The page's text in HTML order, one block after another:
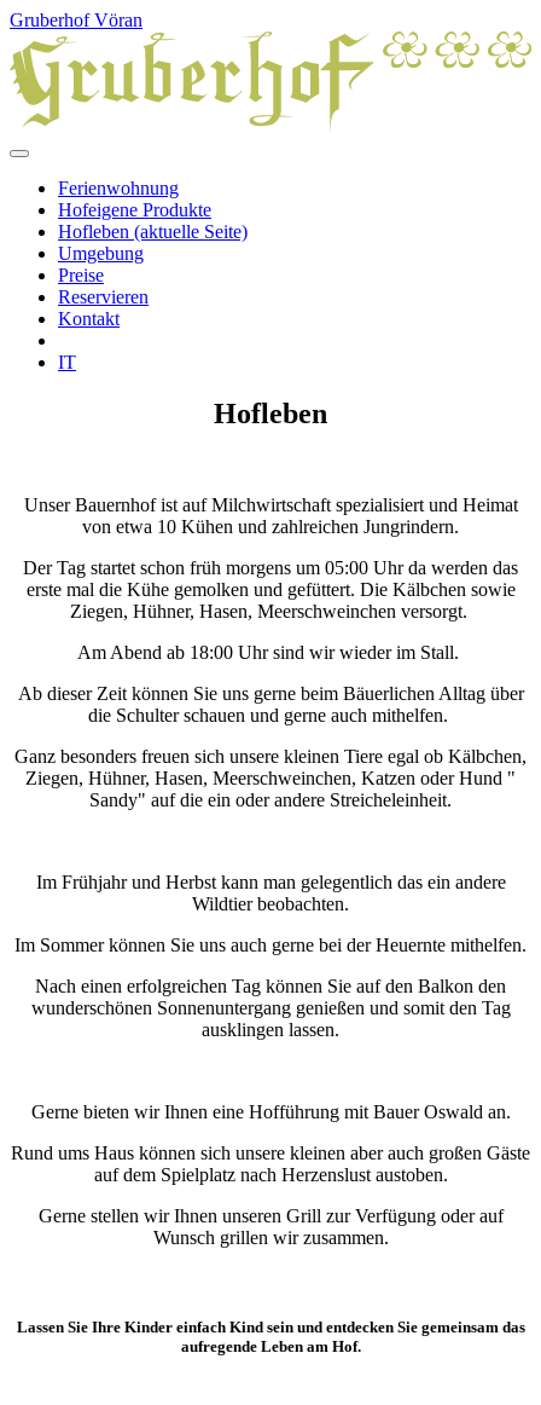
Gruberhof Vöran
Ferienwohnung
Hofeigene Produkte
Hofleben (aktuelle Seite)
Umgebung
Preise
Reservieren
Kontakt
IT
Hofleben
Unser Bauernhof ist auf Milchwirtschaft spezialisiert und Heimat
von etwa 10 Kühen und zahlreichen Jungrindern.
Der Tag startet schon früh morgens um 05:00 Uhr da werden das
erste mal die Kühe gemolken und gefüttert. Die Kälbchen sowie
Ziegen, Hühner, Hasen, Meerschweinchen versorgt.
Am Abend ab 18:00 Uhr sind wir wieder im Stall.
Ab dieser Zeit können Sie uns gerne beim Bäuerlichen Alltag über
die Schulter schauen und gerne auch mithelfen.
Ganz besonders freuen sich unsere kleinen Tiere egal ob Kälbchen,
Ziegen, Hühner, Hasen, Meerschweinchen, Katzen oder Hund "
Sandy" auf die ein oder andere Streicheleinheit.
Im Frühjahr und Herbst kann man gelegentlich das ein andere
Wildtier beobachten.
Im Sommer können Sie uns auch gerne bei der Heuernte mithelfen.
Nach einen erfolgreichen Tag können Sie auf den Balkon den
wunderschönen Sonnenuntergang genießen und somit den Tag
ausklingen lassen.
Gerne bieten wir Ihnen eine Hofführung mit Bauer Oswald an.
Rund ums Haus können sich unsere kleinen aber auch großen Gäste
auf dem Spielplatz nach Herzenslust austoben.
Gerne stellen wir Ihnen unseren Grill zur Verfügung oder auf
Wunsch grillen wir zusammen.
Lassen Sie Ihre Kinder einfach Kind sein und entdecken Sie gemeinsam das
aufregende Leben am Hof.